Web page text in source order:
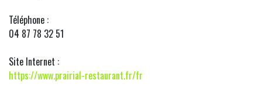
Téléphone :
04 87 78 32 51
Site Internet :
https://www.prairial-restaurant.fr/fr